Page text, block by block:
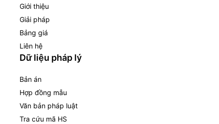
Giới thiệu
Giải pháp
Bảng giá
Liên hệ
Dữ liệu pháp lý
Bản án
Hợp đồng mẫu
Văn bản pháp luật
Tra cứu mã HS